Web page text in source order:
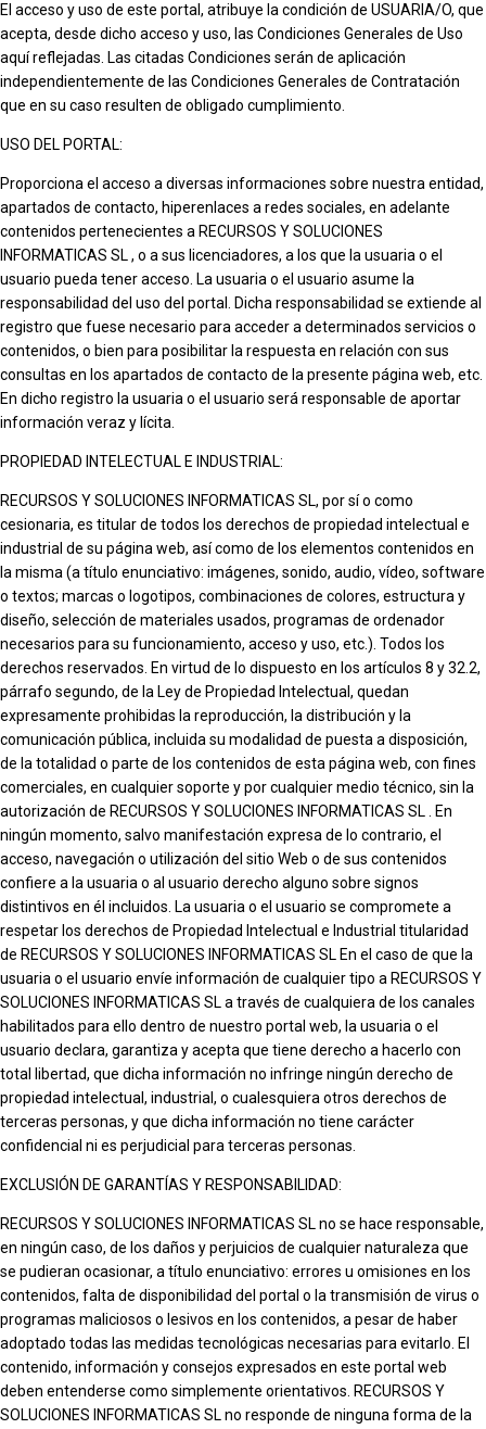
El acceso y uso de este portal, atribuye la condición de USUARIA/O, que
acepta, desde dicho acceso y uso, las Condiciones Generales de Uso
aquí reflejadas. Las citadas Condiciones serán de aplicación
independientemente de las Condiciones Generales de Contratación
que en su caso resulten de obligado cumplimiento.
USO DEL PORTAL:
Proporciona el acceso a diversas informaciones sobre nuestra entidad,
apartados de contacto, hiperenlaces a redes sociales, en adelante
contenidos pertenecientes a RECURSOS Y SOLUCIONES
INFORMATICAS SL , o a sus licenciadores, a los que la usuaria o el
usuario pueda tener acceso. La usuaria o el usuario asume la
responsabilidad del uso del portal. Dicha responsabilidad se extiende al
registro que fuese necesario para acceder a determinados servicios o
contenidos, o bien para posibilitar la respuesta en relación con sus
consultas en los apartados de contacto de la presente página web, etc.
En dicho registro la usuaria o el usuario será responsable de aportar
información veraz y lícita.
PROPIEDAD INTELECTUAL E INDUSTRIAL:
RECURSOS Y SOLUCIONES INFORMATICAS SL, por sí o como
cesionaria, es titular de todos los derechos de propiedad intelectual e
industrial de su página web, así como de los elementos contenidos en
la misma (a título enunciativo: imágenes, sonido, audio, vídeo, software
o textos; marcas o logotipos, combinaciones de colores, estructura y
diseño, selección de materiales usados, programas de ordenador
necesarios para su funcionamiento, acceso y uso, etc.). Todos los
derechos reservados. En virtud de lo dispuesto en los artículos 8 y 32.2,
párrafo segundo, de la Ley de Propiedad Intelectual, quedan
expresamente prohibidas la reproducción, la distribución y la
comunicación pública, incluida su modalidad de puesta a disposición,
de la totalidad o parte de los contenidos de esta página web, con fines
comerciales, en cualquier soporte y por cualquier medio técnico, sin la
autorización de RECURSOS Y SOLUCIONES INFORMATICAS SL . En
ningún momento, salvo manifestación expresa de lo contrario, el
acceso, navegación o utilización del sitio Web o de sus contenidos
confiere a la usuaria o al usuario derecho alguno sobre signos
distintivos en él incluidos. La usuaria o el usuario se compromete a
respetar los derechos de Propiedad Intelectual e Industrial titularidad
de RECURSOS Y SOLUCIONES INFORMATICAS SL En el caso de que la
usuaria o el usuario envíe información de cualquier tipo a RECURSOS Y
SOLUCIONES INFORMATICAS SL a través de cualquiera de los canales
habilitados para ello dentro de nuestro portal web, la usuaria o el
usuario declara, garantiza y acepta que tiene derecho a hacerlo con
total libertad, que dicha información no infringe ningún derecho de
propiedad intelectual, industrial, o cualesquiera otros derechos de
terceras personas, y que dicha información no tiene carácter
confidencial ni es perjudicial para terceras personas.
EXCLUSIÓN DE GARANTÍAS Y RESPONSABILIDAD:
RECURSOS Y SOLUCIONES INFORMATICAS SL no se hace responsable,
en ningún caso, de los daños y perjuicios de cualquier naturaleza que
se pudieran ocasionar, a título enunciativo: errores u omisiones en los
contenidos, falta de disponibilidad del portal o la transmisión de virus o
programas maliciosos o lesivos en los contenidos, a pesar de haber
adoptado todas las medidas tecnológicas necesarias para evitarlo. El
contenido, información y consejos expresados en este portal web
deben entenderse como simplemente orientativos. RECURSOS Y
SOLUCIONES INFORMATICAS SL no responde de ninguna forma de la